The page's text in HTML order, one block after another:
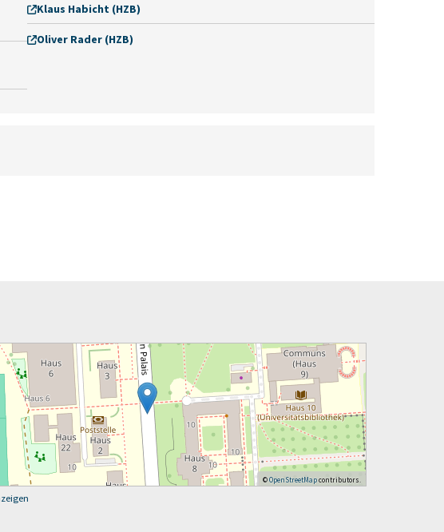
Klaus Habicht (HZB)
Oliver Rader (HZB)
©OpenStreetMapcontributors.